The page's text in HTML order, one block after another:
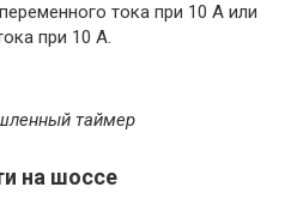
тока при 10 А или
при 10 А.
таймер
на шоссе